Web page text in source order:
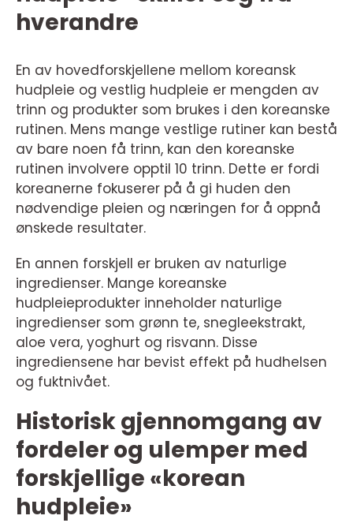
hverandre
En av hovedforskjellene mellom koreansk
hudpleie og vestlig hudpleie er mengden av
trinn og produkter som brukes i den koreanske
rutinen. Mens mange vestlige rutiner kan bestå
av bare noen få trinn, kan den koreanske
rutinen involvere opptil 10 trinn. Dette er fordi
koreanerne fokuserer på å gi huden den
nødvendige pleien og næringen for å oppnå
ønskede resultater.
En annen forskjell er bruken av naturlige
ingredienser. Mange koreanske
hudpleieprodukter inneholder naturlige
ingredienser som grønn te, snegleekstrakt,
aloe vera, yoghurt og risvann. Disse
ingrediensene har bevist effekt på hudhelsen
og fuktnivået.
Historisk gjennomgang av
fordeler og ulemper med
forskjellige «korean
hudpleie»